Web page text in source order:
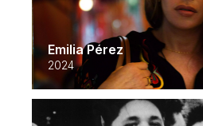
Emilia Pérez
2024